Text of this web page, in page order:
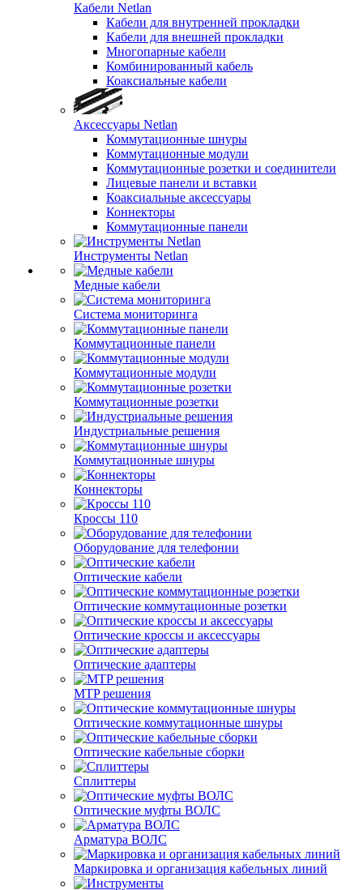
Кабели Netlan
Кабели для внутренней прокладки
Кабели для внешней прокладки
Многопарные кабели
Комбинированный кабель
Коаксиальные кабели
Аксессуары Netlan
Коммутационные шнуры
Коммутационные модули
Коммутационные розетки и соединители
Лицевые панели и вставки
Коаксиальные аксессуары
Коннекторы
Коммутационные панели
Инструменты Netlan
Медные кабели
Система мониторинга
Коммутационные панели
Коммутационные модули
Коммутационные розетки
Индустриальные решения
Коммутационные шнуры
Коннекторы
Кроссы 110
Оборудование для телефонии
Оптические кабели
Оптические коммутационные розетки
Оптические кроссы и аксессуары
Оптические адаптеры
MTP решения
Оптические коммутационные шнуры
Оптические кабельные сборки
Сплиттеры
Оптические муфты ВОЛС
Арматура ВОЛС
Маркировка и организация кабельных линий